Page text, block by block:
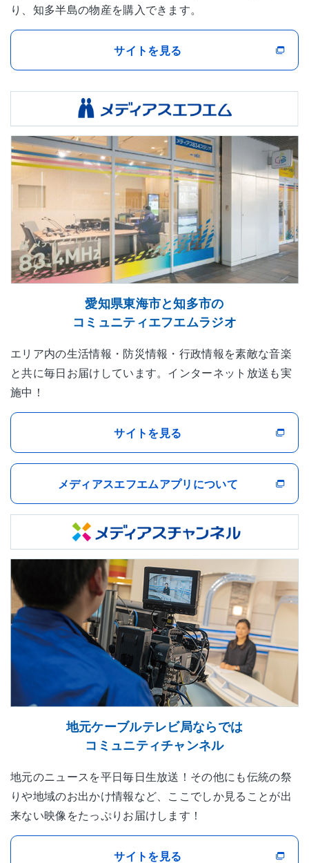
り、知多半島の物産を購入できます。
サイトを見る
愛知県東海市と知多市の
コミュニティエフエムラジオ
エリア内の生活情報・防災情報・行政情報を素敵な音楽
と共に毎日お届けしています。インターネット放送も実
施中！
サイトを見る
メディアスエフエムアプリについて
地元ケーブルテレビ局ならでは
コミュニティチャンネル
地元のニュースを平日毎日生放送！その他にも伝統の祭
りや地域のお出かけ情報など、ここでしか見ることが出
来ない映像をたっぷりお届けします！
サイトを見る